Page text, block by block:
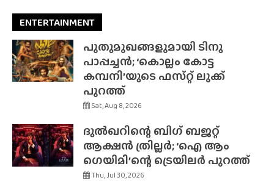
ENTERTAINMENT
പുതുമുഖങ്ങളുമായി ടിനു
പാപ്പച്ചൻ; ‘കൊല്ലം കോട്ട
കമ്പനി’യുടെ ഫസ്‌റ്റ് ലുക്ക്
പുറത്ത്
Sat, Aug 8, 2026
ദുൽഖറിന്റെ ബിഗ് ബജറ്റ്
ആക്ഷൻ ത്രില്ലർ; ‘ഐ ആം
ഗെയിമി’ന്റെ ട്രെയിലർ പുറത്ത്
Thu, Jul 30, 2026